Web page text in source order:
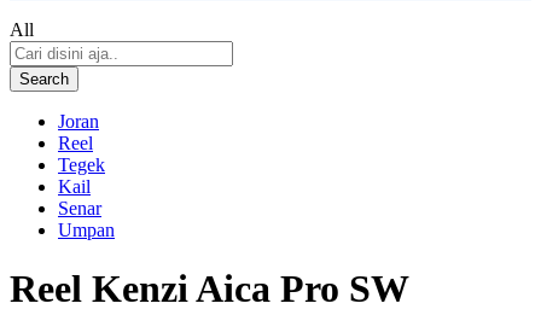
All
Search
Joran
Reel
Tegek
Kail
Senar
Umpan
Reel Kenzi Aica Pro SW